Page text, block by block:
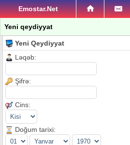
Emostar.Net
Yeni qeydiyyat
Yeni Qeydiyyat
Ləqəb:
Şifrə:
Cins:
Doğum tarixi: